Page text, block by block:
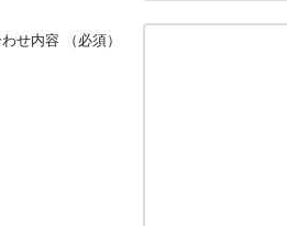
せ内容 （必須）